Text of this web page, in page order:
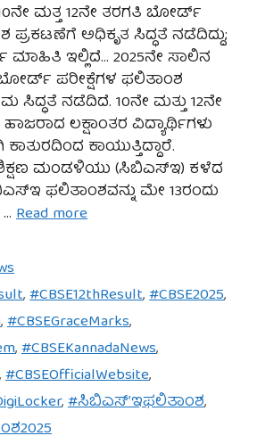
ಮತ್ತ 12ನೇ ತರಗತಿ ಬೋರ್ಡ್
ಪ್ರಕಟಣೆಗೆ ಅಧಿಕೃತ ಸಿದ್ಧತೆ ನಡೆದಿದ್ದು;
ಮಾಹಿತಿ ಇಲ್ಲಿದೆ… 2025ನೇ ಸಾಲಿನ
ಪರೀಕ್ಷೆಗಳ ಫಲಿತಾಂಶ
ಸಿದ್ಧತೆ ನಡೆದಿದೆ. 10ನೇ ಮತ್ತು 12ನೇ
ಲಕ್ಷಾಂತರ ವಿದ್ಯಾರ್ಥಿಗಳು
ಕಾತುರದಿಂದ ಕಾಯುತ್ತಿದ್ದಾರೆ.
ಮಂಡಳಿಯು (ಸಿಬಿಎಸ್‌ಇ) ಕಳೆದ
ಫಲಿತಾಂಶವನ್ನು ಮೇ 13ರಂದು
Read more
,#CBSE12thResult,#CBSE2025,
,#CBSEGraceMarks,
,#CBSEKannadaNews,
,#CBSEOfficialWebsite,
,#ಸಿಬಿಎಸ್’ಇಫಲಿತಾಂಶ,